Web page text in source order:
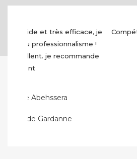
Compétant et très serviable
Jean-
Client de